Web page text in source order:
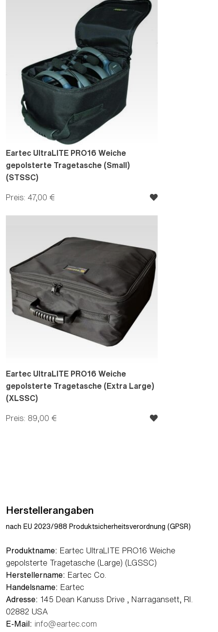
Eartec UltraLITE PRO16 Weiche
gepolsterte Tragetasche (Small)
(STSSC)
Preis: 47,00 €
Eartec UltraLITE PRO16 Weiche
gepolsterte Tragetasche (Extra Large)
(XLSSC)
Preis: 89,00 €
Herstellerangaben
nach EU 2023/988 Produktsicherheitsverordnung (GPSR)
Produktname: Eartec UltraLITE PRO16 Weiche
gepolsterte Tragetasche (Large) (LGSSC)
Herstellername: Eartec Co.
Handelsname: Eartec
Adresse: 145 Dean Kanuss Drive , Narragansett, RI.
02882 USA
E-Mail: info@eartec.com